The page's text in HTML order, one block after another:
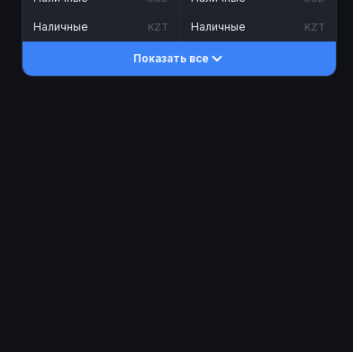
Наличные KZT Наличные KZT
Показать все